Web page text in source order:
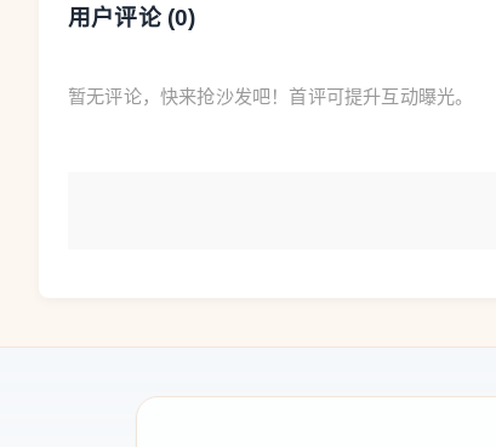
用户评论 (0)
暂无评论，快来抢沙发吧！首评可提升互动曝光。